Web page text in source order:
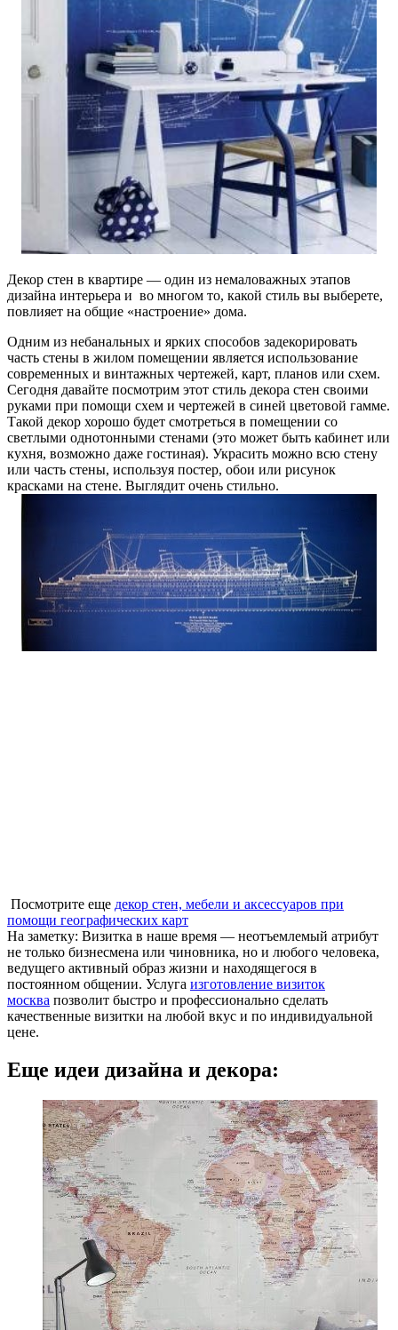
Декор стен в квартире — один из немаловажных этапов
дизайна интерьера и во многом то, какой стиль вы выберете,
повлияет на общие «настроение» дома.
Одним из небанальных и ярких способов задекорировать
часть стены в жилом помещении является использование
современных и винтажных чертежей, карт, планов или схем.
Сегодня давайте посмотрим этот стиль декора стен своими
руками при помощи схем и чертежей в синей цветовой гамме.
Такой декор хорошо будет смотреться в помещении со
светлыми однотонными стенами (это может быть кабинет или
кухня, возможно даже гостиная). Украсить можно всю стену
или часть стены, используя постер, обои или рисунок
красками на стене. Выглядит очень стильно.
Посмотрите еще декор стен, мебели и аксессуаров при
помощи географических карт
На заметку: Визитка в наше время — неотъемлемый атрибут
не только бизнесмена или чиновника, но и любого человека,
ведущего активный образ жизни и находящегося в
постоянном общении. Услуга изготовление визиток
москва позволит быстро и профессионально сделать
качественные визитки на любой вкус и по индивидуальной
цене.
Еще идеи дизайна и декора: